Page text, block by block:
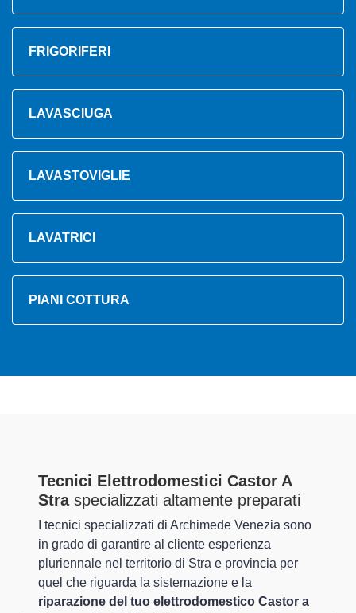
FRIGORIFERI
LAVASCIUGA
LAVASTOVIGLIE
LAVATRICI
PIANI COTTURA
Tecnici Elettrodomestici Castor A
Straspecializzati altamente preparati
I tecnici specializzati di Archimede Venezia sono
in grado di garantire al cliente esperienza
pluriennale nel territorio di Stra e provincia per
quel che riguarda la sistemazione e la
riparazione del tuo elettrodomestico Castor a